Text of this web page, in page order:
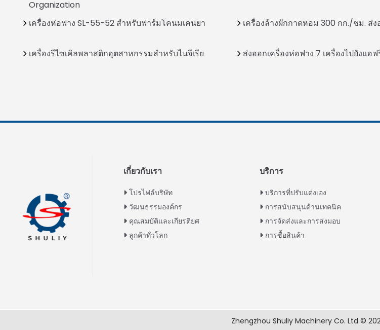
Organization
เครื่องห่อฟาง SL-55-52 สำหรับฟาร์มโคนมเคนยา เครื่องล้างผักกาดหอม 300 กก./ชม. ส่
เครื่องรีไซเคิลพลาสติกอุตสาหกรรมสำหรับไนจีเรีย
ส่งออกเครื่องห่อฟาง 7 เครื่องไปยังแอฟ
เกี่ยวกับเรา
โปรไฟล์บริษัท
วัฒนธรรมองค์กร
คุณสมบัติและเกียรติยศ
ลูกค้าทั่วโลก
บริการ
บริการที่ปรับแต่งเอง
การสนับสนุนด้านเทคนิค
การจัดส่งและการส่งมอบ
การซื้อสินค้า
Zhengzhou Shuliy Machinery Co. Ltd ©